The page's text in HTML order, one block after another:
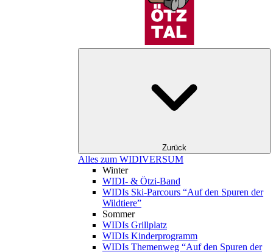
Zurück
Alles zum WIDIVERSUM
Winter
WIDI- & Ötzi-Band
WIDIs Ski-Parcours “Auf den Spuren der
Wildtiere”
Sommer
WIDIs Grillplatz
WIDIs Kinderprogramm
WIDIs Themenweg “Auf den Spuren der